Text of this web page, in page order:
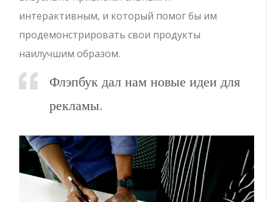
интерактивным, и который помог бы им
продемонстрировать свои продукты
наилучшим образом.
Флэпбук дал нам новые идеи для
рекламы.